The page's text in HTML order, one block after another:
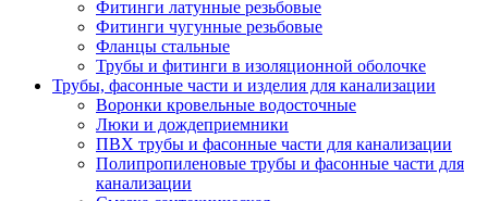
Фитинги латунные резьбовые
Фитинги чугунные резьбовые
Фланцы стальные
Трубы и фитинги в изоляционной оболочке
Трубы, фасонные части и изделия для канализации
Воронки кровельные водосточные
Люки и дождеприемники
ПВХ трубы и фасонные части для канализации
Полипропиленовые трубы и фасонные части для
канализации